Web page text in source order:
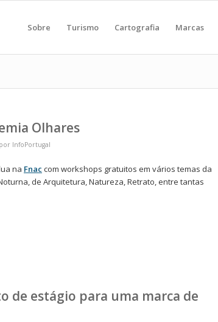
Sobre Turismo Cartografia Marcas
Olhares
por InfoPortugal
na Fnac com workshops gratuitos em vários temas da
de Arquitetura, Natureza, Retrato, entre tantas
estágio para uma marca de